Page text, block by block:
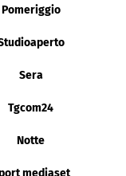
Pomeriggio
Sera
Tgcom24
Notte
mediaset